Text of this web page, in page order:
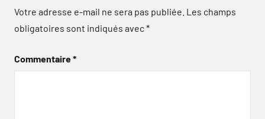
Votre adresse e-mail ne sera pas publiée. Les champs
obligatoires sont indiqués avec*
Commentaire*